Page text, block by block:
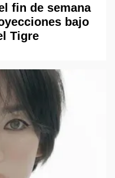
fin de semana
bajo
Tigre